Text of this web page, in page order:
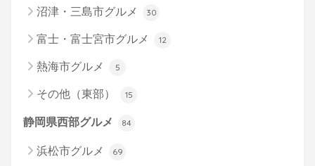
沼津・三島市グルメ 30
富士・富士宮市グルメ 12
熱海市グルメ 5
その他（東部） 15
静岡県西部グルメ 84
浜松市グルメ 69